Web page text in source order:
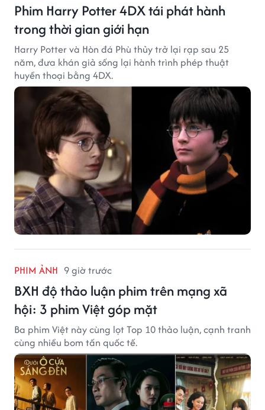
Phim Harry Potter 4DX tái phát hành
trong thời gian giới hạn
Harry Potter và Hòn đá Phù thủy trở lại rạp sau 25
năm, đưa khán giả sống lại hành trình phép thuật
huyền thoại bằng 4DX.
PHIM ẢNH 9 giờ trước
BXH độ thảo luận phim trên mạng xã
hội: 3 phim Việt góp mặt
Ba phim Việt này cùng lọt Top 10 thảo luận, cạnh tranh
cùng nhiều bom tấn quốc tế.